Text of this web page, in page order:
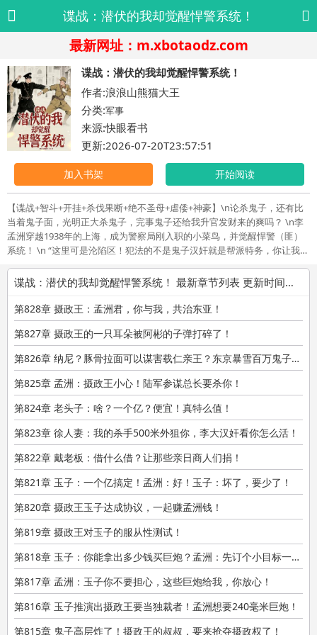
谍战：潜伏的我却觉醒悍警系统！
最新网址：m.xbotaodz.com
谍战：潜伏的我却觉醒悍警系统！
作者:浪浪山熊猫大王
分类:军事
来源:快眼看书
更新:2026-07-20T23:57:51
加入书架 开始阅读
【谍战+智斗+开挂+杀伐果断+绝不圣母+虐倭+神豪】\n论杀鬼子，还有比
当着鬼子面，光明正大杀鬼子，完事鬼子还给我升官发财来的爽吗？ \n李
孟洲穿越1938年的上海，成为警察局刚入职的小菜鸟，并觉醒悍警（匪）
系统！ \n “这里可是沦陷区！犯法的不是鬼子汉奸就是帮派特务，你让我暴
干！”\n白天，他是正义悍警！\n76号特务当街开枪？ 直接一警棍抽晕！获
术！\n晚上，他是不义悍匪！\n绑架特高课特工！获得日军绝密情报！ \n
劫掠宪兵司令部仓库！奖励一亿日元伪钞！
谍战：潜伏的我却觉醒悍警系统！ 最新章节列表 更新时间：2026-07-20T23:57:51
第828章 摄政王：孟洲君，你与我，共治东亚！
第827章 摄政王的一只耳朵被阿彬的子弹打碎了！
第826章 纳尼？豚骨拉面可以谋害载仁亲王？东京暴雪百万鬼子挨冻
第825章 孟洲：摄政王小心！陆军参谋总长要杀你！
第824章 老头子：啥？一个亿？便宜！真特么值！
第823章 徐人妻：我的杀手500米外狙你，李大汉奸看你怎么活！
第822章 戴老板：借什么借？让那些亲日商人们捐！
第821章 玉子：一个亿搞定！孟洲：好！玉子：坏了，要少了！
第820章 摄政王玉子达成协议，一起赚孟洲钱！
第819章 摄政王对玉子的服从性测试！
第818章 玉子：你能拿出多少钱买巨炮？孟洲：先订个小目标一亿！
第817章 孟洲：玉子你不要担心，这些巨炮给我，你放心！
第816章 玉子推演出摄政王要当独裁者！孟洲想要240毫米巨炮！
第815章 鬼子高层炸了！摄政王的叔叔，要来抢夺摄政权了！